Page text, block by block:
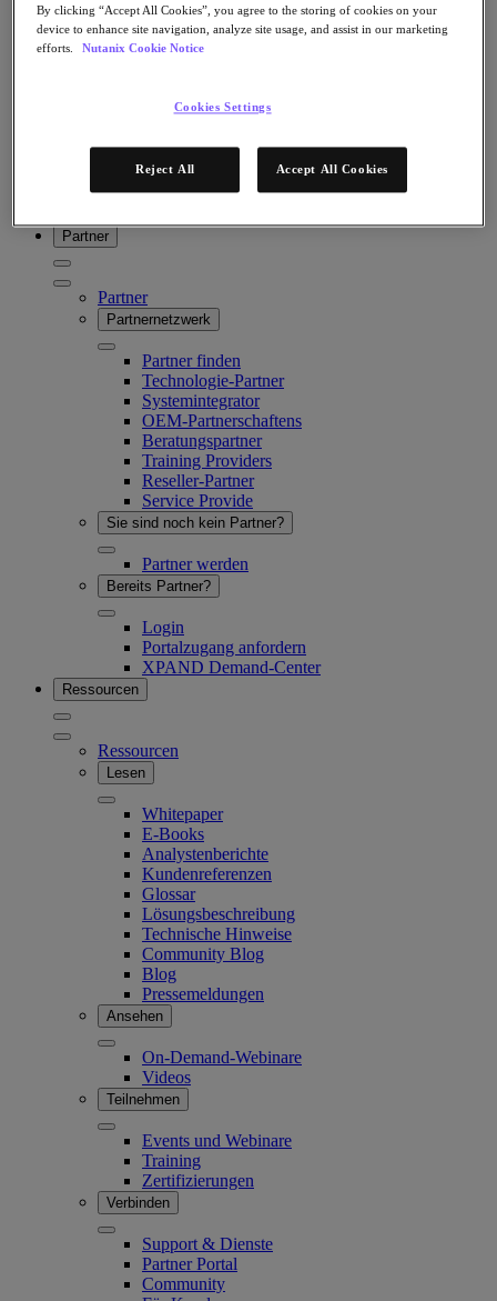
Branchen
Automotive
Gesundheitswesen
Fertigung
Medien & Unterhaltung
Einzelhandel
Partner
Partner
Partnernetzwerk
Partner finden
Technologie-Partner
Systemintegrator
OEM-Partnerschaftens
Beratungspartner
Training Providers
Reseller-Partner
Service Provide
Sie sind noch kein Partner?
Partner werden
Bereits Partner?
Login
Portalzugang anfordern
XPAND Demand-Center
Ressourcen
Ressourcen
Lesen
Whitepaper
E-Books
Analystenberichte
Kundenreferenzen
Glossar
Lösungsbeschreibung
Technische Hinweise
Community Blog
Blog
Pressemeldungen
Ansehen
On-Demand-Webinare
Videos
Teilnehmen
Events und Webinare
Training
Zertifizierungen
Verbinden
Support & Dienste
Partner Portal
Community
By clicking “Accept All Cookies”, you agree to the storing of cookies on your
device to enhance site navigation, analyze site usage, and assist in our marketing
efforts.
Nutanix Cookie Notice
Cookies Settings
Reject All Accept All Cookies